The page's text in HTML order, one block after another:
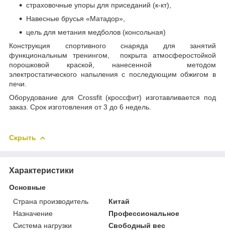
страховочные упоры для приседаний (к-кт),
Навесные брусья «Матадор»,
цель для метания медболов (консольная)
Конструкция спортивного снаряда для занятий
функциональным тренингом, покрыта атмосферостойкой
порошковой краской, нанесенной методом
электростатического напыления с последующим обжигом в
печи.
Оборудование для Crossfit (кроссфит) изготавливается под
заказ. Срок изготовления от 3 до 6 недель.
Скрыть
Характеристики
Основные
Страна производитель
Китай
Назначение
Профессиональное
Система нагрузки
Свободный вес